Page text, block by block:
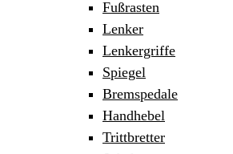
Fußrasten
Lenker
Lenkergriffe
Spiegel
Bremspedale
Handhebel
Trittbretter